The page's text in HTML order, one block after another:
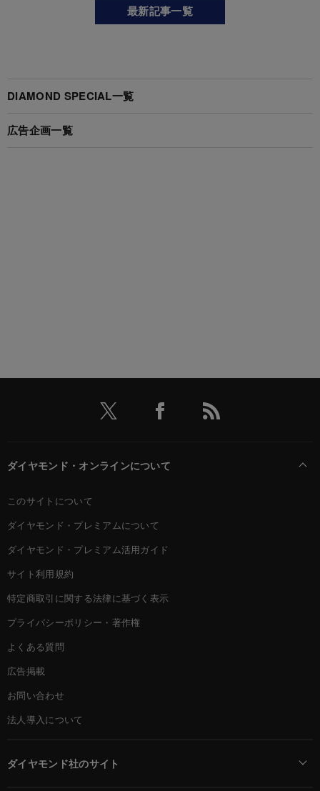
最新記事一覧
DIAMOND SPECIAL一覧
広告企画一覧
ダイヤモンド・オンラインについて
このサイトについて
ダイヤモンド・プレミアムについて
ダイヤモンド・プレミアム活用ガイド
サイト利用規約
特定商取引に関する法律に基づく表示
プライバシーポリシー・著作権
よくある質問
広告掲載
お問い合わせ
法人導入について
ダイヤモンド社のサイト